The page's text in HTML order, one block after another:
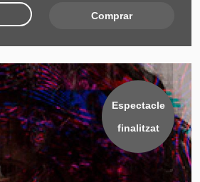
Comprar
Espectacle
finalitzat